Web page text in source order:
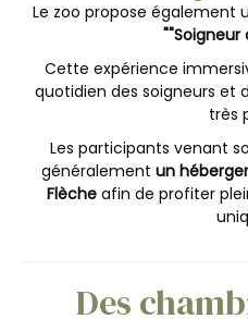
Le zoo propose également
""Soigneur
Cette expérience
quotidien des soigneurs et
très
Les participants venant
généralement un
Flèche afin de profiter
Des